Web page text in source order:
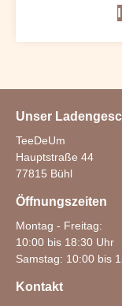
Unser
TeeDeUm
Hauptstraße 44
77815 Bühl
Öffnungszeiten
Montag - Freitag:
10:00 bis 18:30 Uhr
Samstag: 10:00 bis
Kontakt